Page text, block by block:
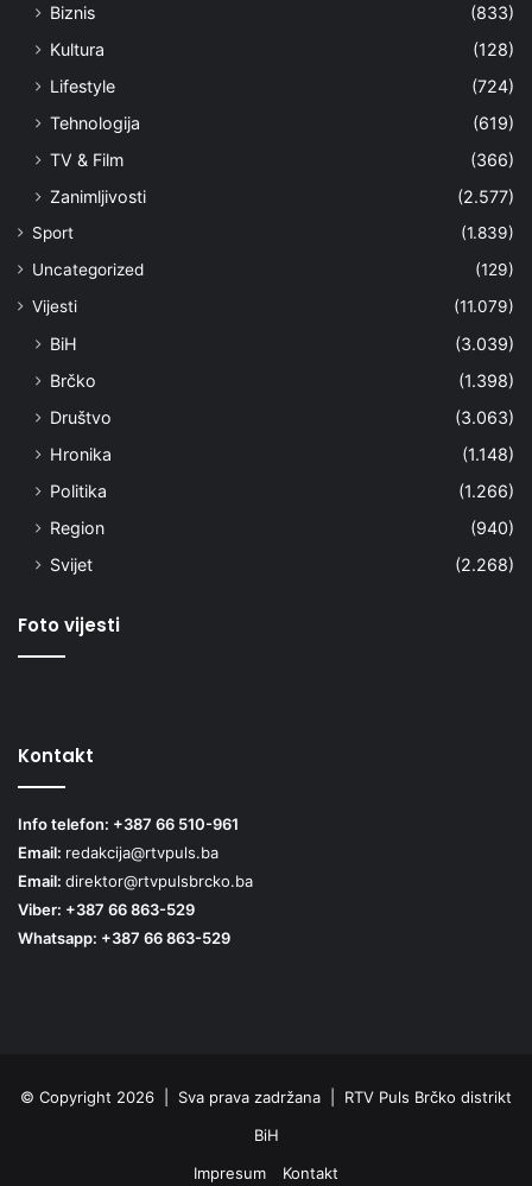
Biznis
(833)
Kultura
(128)
Lifestyle
(724)
Tehnologija
(619)
TV & Film
(366)
Zanimljivosti
(2.577)
Sport
(1.839)
Uncategorized
(129)
Vijesti
(11.079)
BiH
(3.039)
Brčko
(1.398)
Društvo
(3.063)
Hronika
(1.148)
Politika
(1.266)
Region
(940)
Svijet
(2.268)
Foto vijesti
Kontakt
Info telefon: +387 66 510-961
Email: redakcija@rtvpuls.ba
Email: direktor@rtvpulsbrcko.ba
Viber: +387 66 863-529
Whatsapp: +387 66 863-529
© Copyright 2026 | Sva prava zadržana | RTV Puls Brčko distrikt
BiH
Impresum
Kontakt